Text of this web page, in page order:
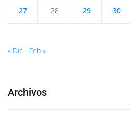
27 28 29 30
« Dic Feb »
Archivos